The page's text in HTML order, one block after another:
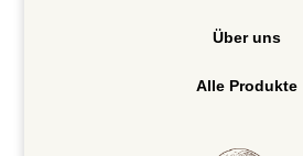
Über uns
Alle Produkte